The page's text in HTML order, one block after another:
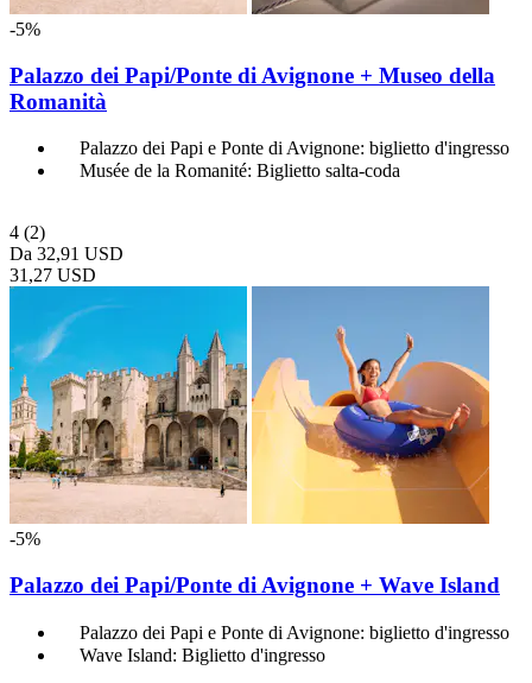
-5%
Palazzo dei Papi/Ponte di Avignone + Museo della
Romanità
Palazzo dei Papi e Ponte di Avignone: biglietto d'ingresso
Musée de la Romanité: Biglietto salta-coda
4 (2)
Da 32,91 USD
31,27 USD
-5%
Palazzo dei Papi/Ponte di Avignone + Wave Island
Palazzo dei Papi e Ponte di Avignone: biglietto d'ingresso
Wave Island: Biglietto d'ingresso